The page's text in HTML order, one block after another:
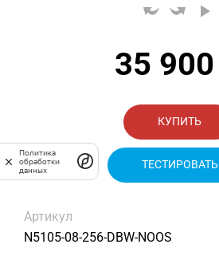
Артикул
N5105-08-256-DBW-NOOS
35 900
КУПИТЬ
ТЕСТИРОВАТЬ
Политика
обработки
данных